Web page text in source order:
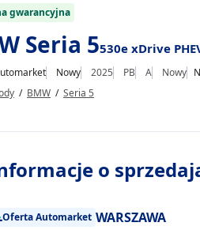
gwarancyjna
Seria 5530e xDrive
Nowy 2025 PB A Nowy
/ BMW / Seria 5
o
Oferta Automarket WARSZAWA